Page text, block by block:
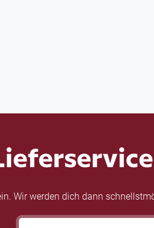
Wir werden dich dann